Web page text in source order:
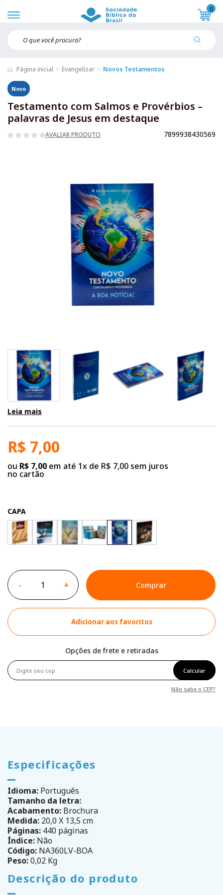
0
Página inicial Evangelizar Novos Testamentos
Novo
Testamento com Salmos e Provérbios –
palavras de Jesus em destaque
AVALIAR PRODUTO 7899938430569
Leia mais
R$ 7,00
ou R$ 7,00 em até 1x de R$ 7,00 sem juros
no cartão
CAPA
- + Comprar
Adicionar aos favoritos
Opções de frete e retiradas
Calcular
Não sabe o CEP?
Especificações
Idioma: Português
Tamanho da letra:
Acabamento: Brochura
Medida: 20,0 X 13,5 cm
Páginas: 440 páginas
Índice: Não
Código: NA360LV-BOA
Peso:0,02 Kg
Descrição do produto